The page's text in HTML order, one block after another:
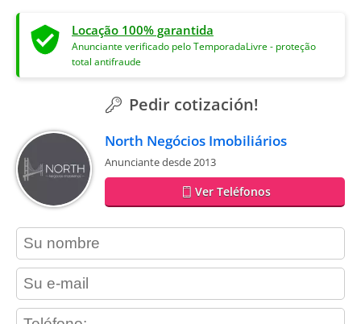
Locação 100% garantida
Anunciante verificado pelo TemporadaLivre - proteção
total antifraude
Pedir cotización!
North Negócios Imobiliários
Anunciante desde 2013
Ver Teléfonos
contact_name
contact_email
contact_phone